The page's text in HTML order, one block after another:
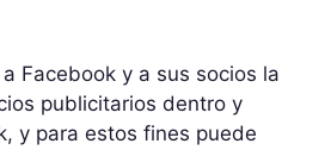
Facebook y a sus socios la
publicitarios dentro y
y para estos fines puede